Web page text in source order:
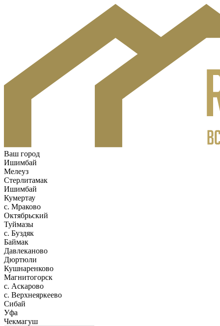
Ваш город
Ишимбай
Мелеуз
Стерлитамак
Ишимбай
Кумертау
c. Мраково
Октябрьский
Туймазы
c. Буздяк
Баймак
Давлеканово
Дюртюли
Кушнаренково
Магнитогорск
с. Аскарово
с. Верхнеяркеево
Сибай
Уфа
Чекмагуш